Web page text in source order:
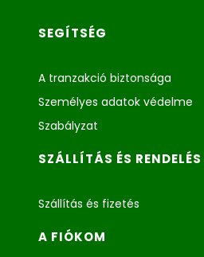
Lábléc menü
SEGÍTSÉG
A tranzakció biztonsága
Személyes adatok védelme
Szabályzat
SZÁLLÍTÁS ÉS RENDELÉS
Szállítás és fizetés
A FIÓKOM